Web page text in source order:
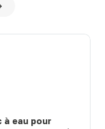
à eau pour